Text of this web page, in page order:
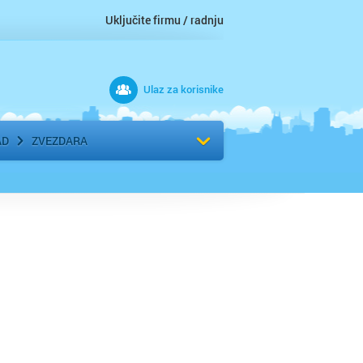
Uključite firmu / radnju
Ulaz za korisnike
ZVEZDARA